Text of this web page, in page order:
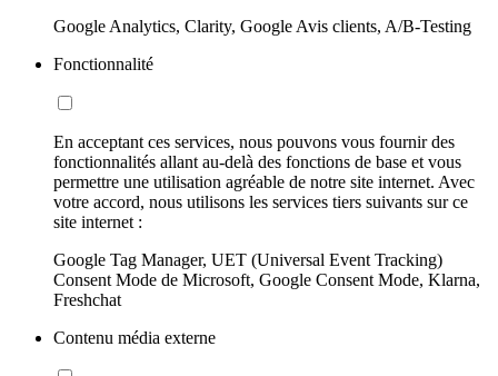
Google Analytics, Clarity, Google Avis clients, A/B-Testing
Fonctionnalité
En acceptant ces services, nous pouvons vous fournir des
fonctionnalités allant au-delà des fonctions de base et vous
permettre une utilisation agréable de notre site internet. Avec
votre accord, nous utilisons les services tiers suivants sur ce
site internet :
Google Tag Manager, UET (Universal Event Tracking)
Consent Mode de Microsoft, Google Consent Mode, Klarna,
Freshchat
Contenu média externe